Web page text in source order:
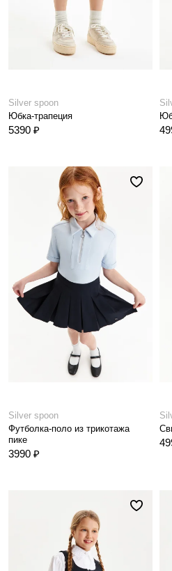
Silver spoon
Юбка-трапеция
5390 ₽
Silver spoon
Футболка-поло из трикотажа
пике
3990 ₽